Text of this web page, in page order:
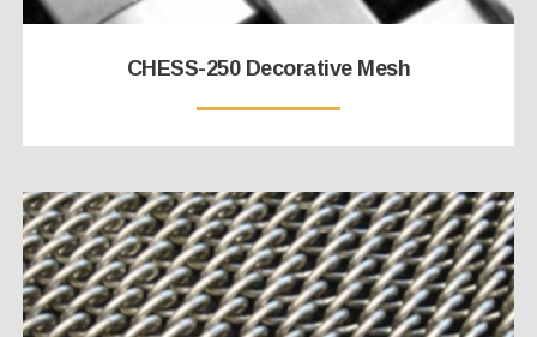
CHESS-250 Decorative Mesh